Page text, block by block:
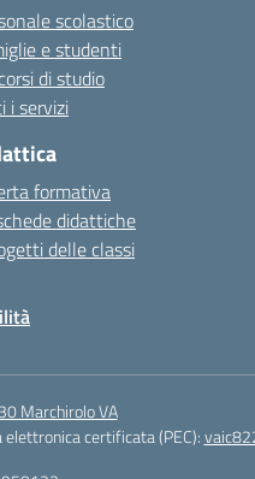
scolastico
e studenti
di studio
i servizi
formativa
didattiche
delle classi
Marchirolo VA
elettronica certificata (PEC):